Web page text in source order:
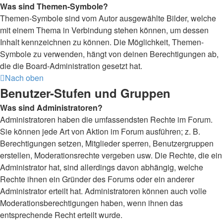
Was sind Themen-Symbole?
Themen-Symbole sind vom Autor ausgewählte Bilder, welche
mit einem Thema in Verbindung stehen können, um dessen
Inhalt kennzeichnen zu können. Die Möglichkeit, Themen-
Symbole zu verwenden, hängt von deinen Berechtigungen ab,
die die Board-Administration gesetzt hat.
Nach oben
Benutzer-Stufen und Gruppen
Was sind Administratoren?
Administratoren haben die umfassendsten Rechte im Forum.
Sie können jede Art von Aktion im Forum ausführen; z. B.
Berechtigungen setzen, Mitglieder sperren, Benutzergruppen
erstellen, Moderationsrechte vergeben usw. Die Rechte, die ein
Administrator hat, sind allerdings davon abhängig, welche
Rechte ihnen ein Gründer des Forums oder ein anderer
Administrator erteilt hat. Administratoren können auch volle
Moderationsberechtigungen haben, wenn ihnen das
entsprechende Recht erteilt wurde.